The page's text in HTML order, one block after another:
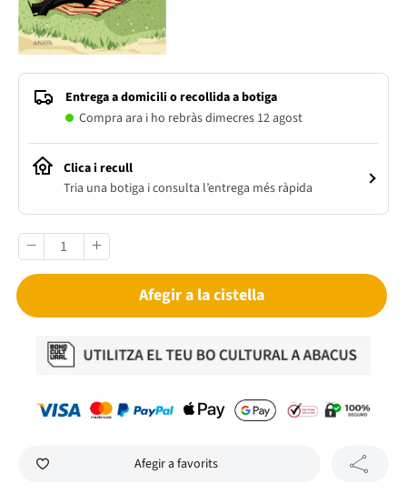
Entrega a domicili o recollida a botiga
Compra ara i ho rebràs dimecres 12 agost
Clica i recull
Tria una botiga i consulta l’entrega més ràpida
Afegir a la cistella
Afegir a favorits